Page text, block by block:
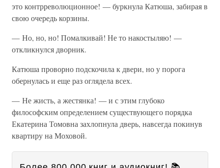
это контрреволюционное! — буркнула Катюша, забирая в
свою очередь корзины.
— Но, но, но! Помалкивай! Не то накостыляю! —
откликнулся дворник.
Катюша проворно подскочила к двери, но у порога
обернулась и еще раз оглядела всех.
— Не жисть, а жестянка! — и с этим глубоко
философским определением существующего порядка
Екатерина Томовна захлопнула дверь, навсегда покинув
квартиру на Моховой.